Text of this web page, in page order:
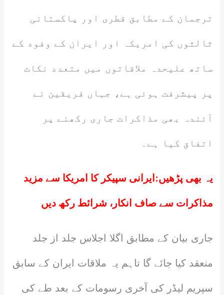
ترجمان کے مطابق قطری اور پاکستانی
ثالثوں کی امریکہ اور ایران کے وفود کے
ساتھ علیحدہ ملاقاتوں میں متعدد نکات
پر پیشرفت ہوئی ہے، جہاں فریقین نے
آئندہ بھی مذاکرات جاری رکھنے پر
اتفاق کیا ہے۔
یہ بھی پڑھیں: ایرانی سپیکر کا امریکا سے مزید
مذاکرات سے صاف انکار، شرائط رکھ دیں
جاری بیان کے مطابق اگلا اجلاس جلد از جلد
منعقد کیا جائے گا تاہم یہ ملاقات ایران کے سابق
سپریم لیڈر کی آخری رسومات کے بعد طے کی